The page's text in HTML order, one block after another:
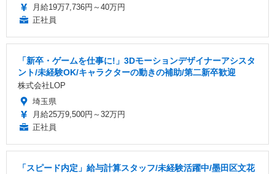
月給19万7,736円～40万円
正社員
「新卒・ゲームを仕事に!」3Dモーションデザイナーアシスタ
ント/未経験OK/キャラクターの動きの補助/第二新卒歓迎
株式会社LOP
埼玉県
月給25万9,500円～32万円
正社員
「スピード内定」給与計算スタッフ/未経験活躍中/墨田区文花